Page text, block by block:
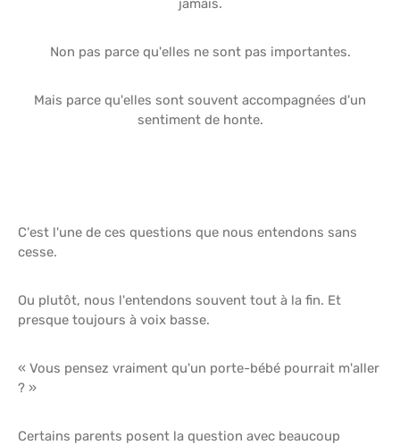
jamais.
Non pas parce qu'elles ne sont pas importantes.
Mais parce qu'elles sont souvent accompagnées d'un
sentiment de honte.
C'est l'une de ces questions que nous entendons sans
cesse.
Ou plutôt, nous l'entendons souvent tout à la fin. Et
presque toujours à voix basse.
« Vous pensez vraiment qu'un porte-bébé pourrait m'aller
? »
Certains parents posent la question avec beaucoup